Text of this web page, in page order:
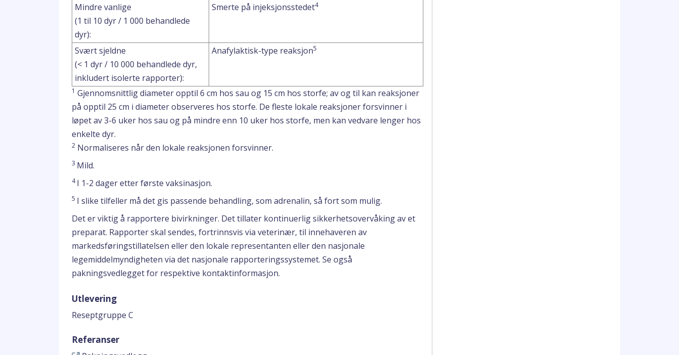
Mindre vanlige
(1 til 10 dyr / 1 000 behandlede
dyr):
Smerte på injeksjonsstedet4
Svært sjeldne
(< 1 dyr / 10 000 behandlede dyr,
inkludert isolerte rapporter):
Anafylaktisk-type reaksjon5
1 Gjennomsnittlig diameter opptil 6 cm hos sau og 15 cm hos storfe; av og til kan reaksjoner
på opptil 25 cm i diameter observeres hos storfe. De fleste lokale reaksjoner forsvinner i
løpet av 3-6 uker hos sau og på mindre enn 10 uker hos storfe, men kan vedvare lenger hos
enkelte dyr.
2 Normaliseres når den lokale reaksjonen forsvinner.
3 Mild.
4I 1-2 dager etter første vaksinasjon.
5 I slike tilfeller må det gis passende behandling, som adrenalin, så fort som mulig.
Det er viktig å rapportere bivirkninger. Det tillater kontinuerlig sikkerhetsovervåking av et
preparat. Rapporter skal sendes, fortrinnsvis via veterinær, til innehaveren av
markedsføringstillatelsen eller den lokale representanten eller den nasjonale
legemiddelmyndigheten via det nasjonale rapporteringssystemet. Se også
pakningsvedlegget for respektive kontaktinformasjon.
Utlevering
Reseptgruppe C
Referanser